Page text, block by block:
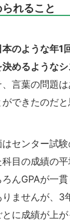
れること
のような年1
めるような
言葉の問題
できたのだと
センター試験
目の成績の
んGPAが一
ませんが、3
に成績が上